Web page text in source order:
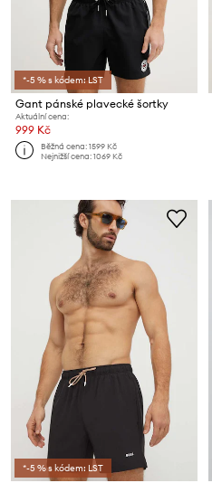
*-5 % s kódem: LST
Gant pánské plavecké šortky
Aktuální cena:
999 Kč
Běžná cena:1599 Kč
Nejnižší cena:1069 Kč
*-5 % s kódem: LST